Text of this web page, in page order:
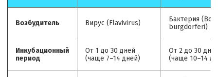
Возбудитель Вирус (Flavivirus)
Бактерия
burgdorferi)
Инкубационный
период
От 1 до 30 дней
(чаще 7–14 дней)
От 2 до 30
(чаще 10–14